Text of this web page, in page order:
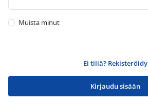
Muista minut
Ei tiliä? Rekisteröidy
Kirjaudu sisään